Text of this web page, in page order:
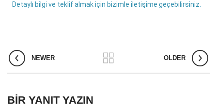
Detaylı bilgi ve teklif almak için bizimle iletişime geçebilirsiniz.
NEWER OLDER
BIR YANIT YAZIN